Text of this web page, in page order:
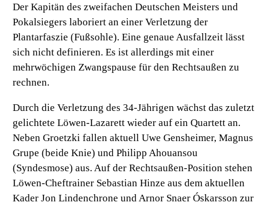
Der Kapitän des zweifachen Deutschen Meisters und
Pokalsiegers laboriert an einer Verletzung der
Plantarfaszie (Fußsohle). Eine genaue Ausfallzeit lässt
sich nicht definieren. Es ist allerdings mit einer
mehrwöchigen Zwangspause für den Rechtsaußen zu
rechnen.
Durch die Verletzung des 34-Jährigen wächst das zuletzt
gelichtete Löwen-Lazarett wieder auf ein Quartett an.
Neben Groetzki fallen aktuell Uwe Gensheimer, Magnus
Grupe (beide Knie) und Philipp Ahouansou
(Syndesmose) aus. Auf der Rechtsaußen-Position stehen
Löwen-Cheftrainer Sebastian Hinze aus dem aktuellen
Kader Jon Lindenchrone und Arnor Snaer Óskarsson zur